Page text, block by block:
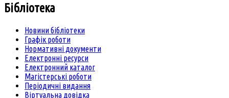
Бібліотека
Новини бібліотеки
Графік роботи
Нормативні документи
Електронні ресурси
Електронний каталог
Магістерські роботи
Періодичні видання
Віртуальна довідка